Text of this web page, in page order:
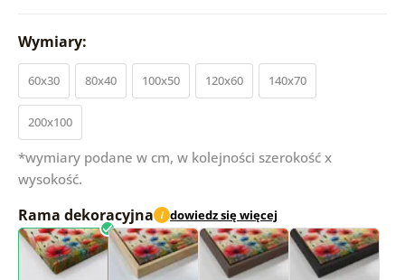
Wymiary:
60x30 80x40 100x50 120x60 140x70
200x100
*wymiary podane w cm, w kolejności szerokość x
wysokość.
Rama dekoracyjna i dowiedz się więcej